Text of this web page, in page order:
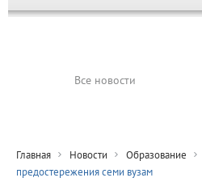
Все новости
Главная Новости Образование
предостережения семи вузам